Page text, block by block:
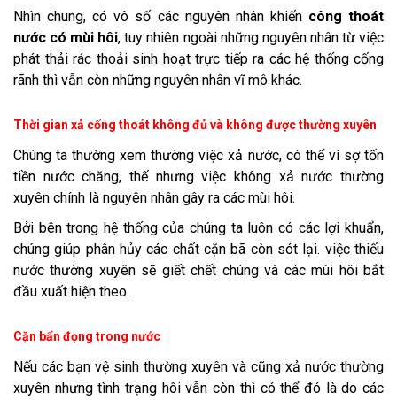
Nhìn chung, có vô số các nguyên nhân khiến công thoát
nước có mùi hôi, tuy nhiên ngoài những nguyên nhân từ việc
phát thải rác thoải sinh hoạt trực tiếp ra các hệ thống cống
rãnh thì vẫn còn những nguyên nhân vĩ mô khác.
Thời gian xả cống thoát không đủ và không được thường xuyên
Chúng ta thường xem thường việc xả nước, có thể vì sợ tốn
tiền nước chăng, thế nhưng việc không xả nước thường
xuyên chính là nguyên nhân gây ra các mùi hôi.
Bởi bên trong hệ thống của chúng ta luôn có các lợi khuẩn,
chúng giúp phân hủy các chất cặn bã còn sót lại. việc thiếu
nước thường xuyên sẽ giết chết chúng và các mùi hôi bắt
đầu xuất hiện theo.
Cặn bẩn đọng trong nước
Nếu các bạn vệ sinh thường xuyên và cũng xả nước thường
xuyên nhưng tình trạng hôi vẫn còn thì có thể đó là do các